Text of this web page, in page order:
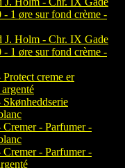
1 øre sur fond crème -
J. Holm - Chr. IX Gade
1 øre sur fond crème -
creme er
- Parfumer -
- Parfumer -